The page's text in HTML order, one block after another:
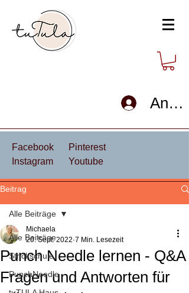
Facebook
Instagram
Pinterest
Youtube
Beitrag
Alle Beiträge
Strickschule
PunchNeedle
Alle Beiträge
Punch Needle lernen - Q&A
Fragen und Antworten für
Michaela
20. Sept. 2022 7 Min. Lesezeit